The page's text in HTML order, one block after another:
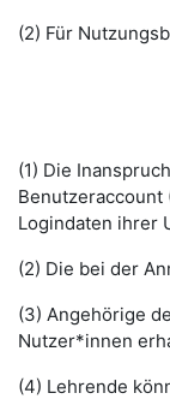
(2) Für
(1) Die
Benutzeraccount
Logindaten ihrer
(2) Die bei der
(3) Angehörige
Nutzer*innen
(4) Lehrende